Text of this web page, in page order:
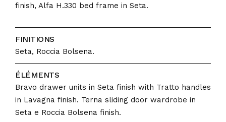
finish, Alfa H.330 bed frame in Seta.
FINITIONS
Seta, Roccia Bolsena.
ÉLÉMENTS
Bravo drawer units in Seta finish with Tratto handles
in Lavagna finish. Terna sliding door wardrobe in
Seta e Roccia Bolsena finish.